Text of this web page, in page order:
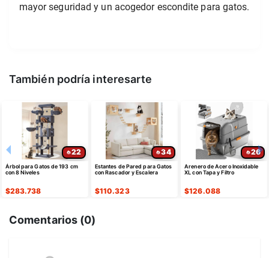
mayor seguridad y un acogedor escondite para gatos.
También podría interesarte
22
Árbol para Gatos de 193 cm
con 8 Niveles
$283.738
34
Estantes de Pared para Gatos
con Rascador y Escalera
$110.323
26
Arenero de Acero Inoxidable
XL con Tapa y Filtro
$126.088
Comentarios (0)